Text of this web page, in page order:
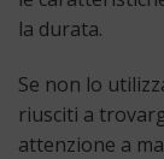
la durata.
Se non lo
riusciti a
attenzione a